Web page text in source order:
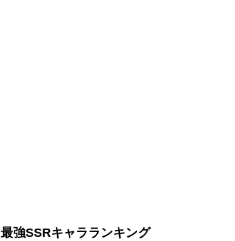
最強SSRキャラランキング